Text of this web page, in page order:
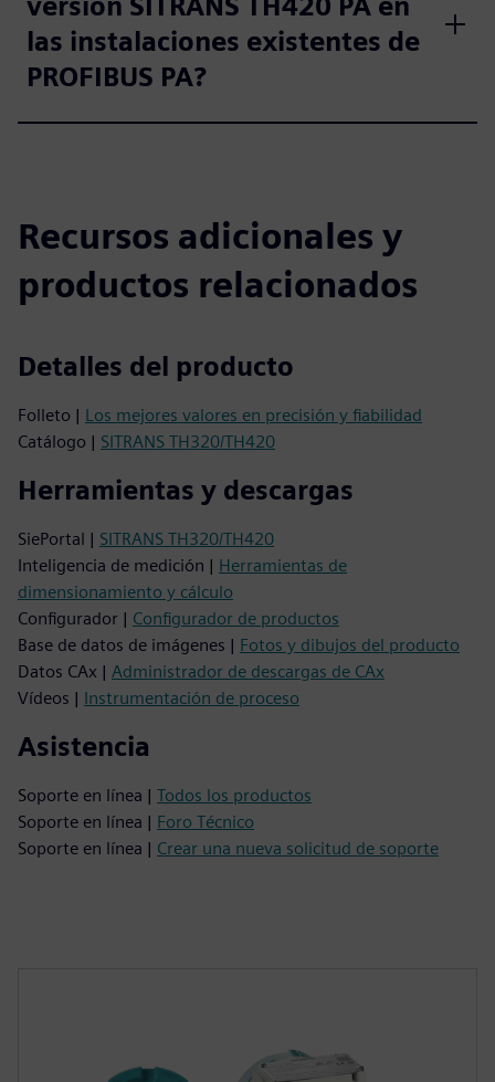
versión SITRANS TH420 PA en
las instalaciones existentes de
PROFIBUS PA?
Recursos adicionales y
productos relacionados
Detalles del producto
Folleto | Los mejores valores en precisión y fiabilidad
Catálogo | SITRANS TH320/TH420
Herramientas y descargas
SiePortal | SITRANS TH320/TH420
Inteligencia de medición | Herramientas de
dimensionamiento y cálculo
Configurador | Configurador de productos
Base de datos de imágenes | Fotos y dibujos del producto
Datos CAx | Administrador de descargas de CAx
Vídeos | Instrumentación de proceso
Asistencia
Soporte en línea | Todos los productos
Soporte en línea | Foro Técnico
Soporte en línea | Crear una nueva solicitud de soporte